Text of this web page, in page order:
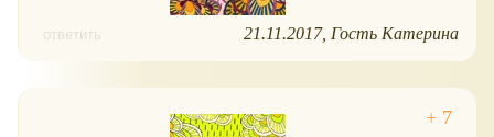
ответить 21.11.2017 Гость Катерина